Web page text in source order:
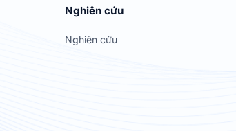
Nghiên cứu
Nghiên cứu